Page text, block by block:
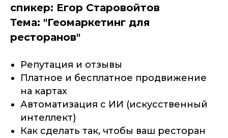
спикер: Егор Старовойтов
Тема: "Геомаркетинг для
ресторанов"
Репутация и отзывы
Платное и бесплатное продвижение
на картах
Автоматизация с ИИ (искусственный
интеллект)
Как сделать так, чтобы ваш ресторан